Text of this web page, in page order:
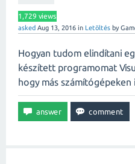
1,729 views
asked Aug 13, 2016 in Letöltés by
Hogyan tudom elindítani
készített programomat
hogy más számítógépeken